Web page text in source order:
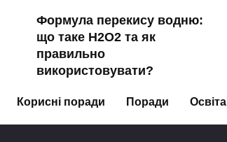
Формула перекису водню:
що таке H2O2 та як
правильно
використовувати?
властивості та застосування
0 118
Корисні поради Поради Освіта